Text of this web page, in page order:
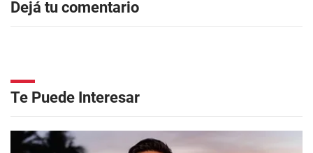
Dejá tu comentario
Te Puede Interesar